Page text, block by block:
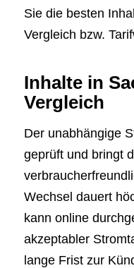
Sie die besten
Vergleich bzw.
Inhalte in
Vergleich
Der unabhängige
geprüft und bringt
Wechsel dauert
kann online
akzeptabler
lange Frist zur